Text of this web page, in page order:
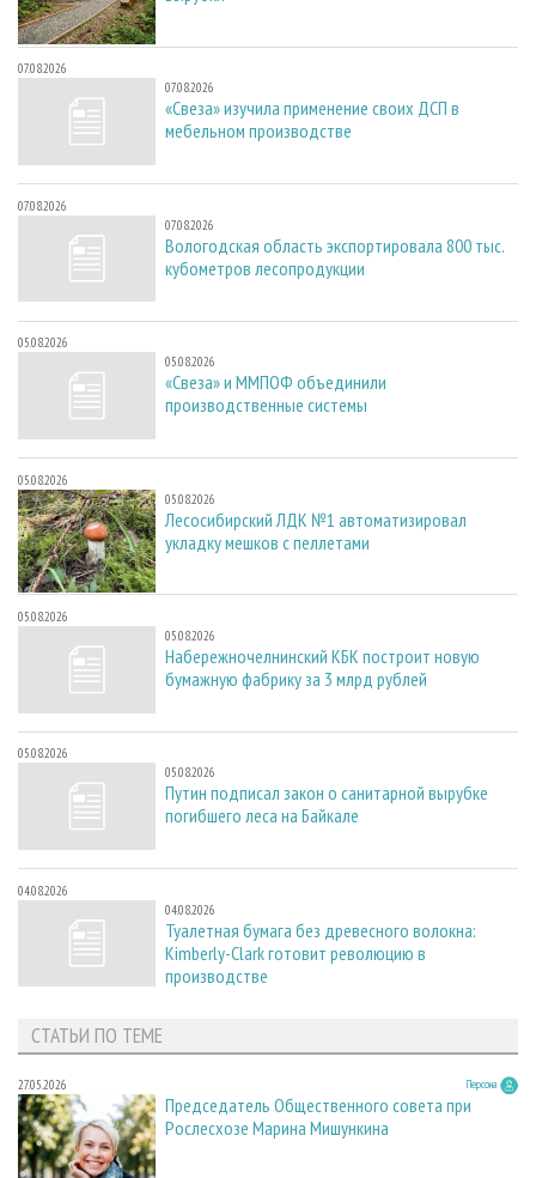
07.08.2026
07.08.2026
«Свеза» изучила применение своих ДСП в
мебельном производстве
07.08.2026
07.08.2026
Вологодская область экспортировала 800 тыс.
кубометров лесопродукции
05.08.2026
05.08.2026
«Свеза» и ММПОФ объединили
производственные системы
05.08.2026
05.08.2026
Лесосибирский ЛДК №1 автоматизировал
укладку мешков с пеллетами
05.08.2026
05.08.2026
Набережночелнинский КБК построит новую
бумажную фабрику за 3 млрд рублей
05.08.2026
05.08.2026
Путин подписал закон о санитарной вырубке
погибшего леса на Байкале
04.08.2026
04.08.2026
Туалетная бумага без древесного волокна:
Kimberly-Clark готовит революцию в
производстве
СТАТЬИ ПО ТЕМЕ
27.05.2026 Персона
Председатель Общественного совета при
Рослесхозе Марина Мишункина